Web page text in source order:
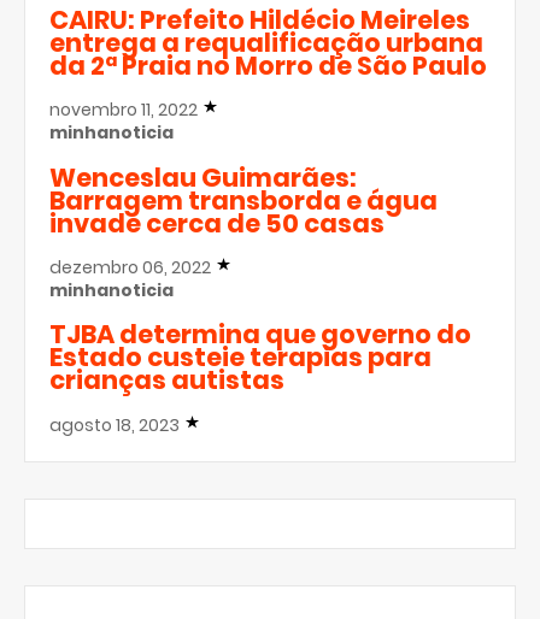
CAIRU: Prefeito Hildécio Meireles
entrega a requalificação urbana
da 2ª Praia no Morro de São Paulo
novembro 11, 2022
minhanoticia
Wenceslau Guimarães:
Barragem transborda e água
invade cerca de 50 casas
dezembro 06, 2022
minhanoticia
TJBA determina que governo do
Estado custeie terapias para
crianças autistas
agosto 18, 2023